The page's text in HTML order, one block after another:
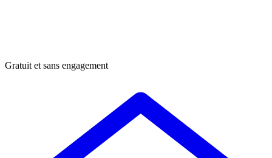
Gratuit et sans engagement